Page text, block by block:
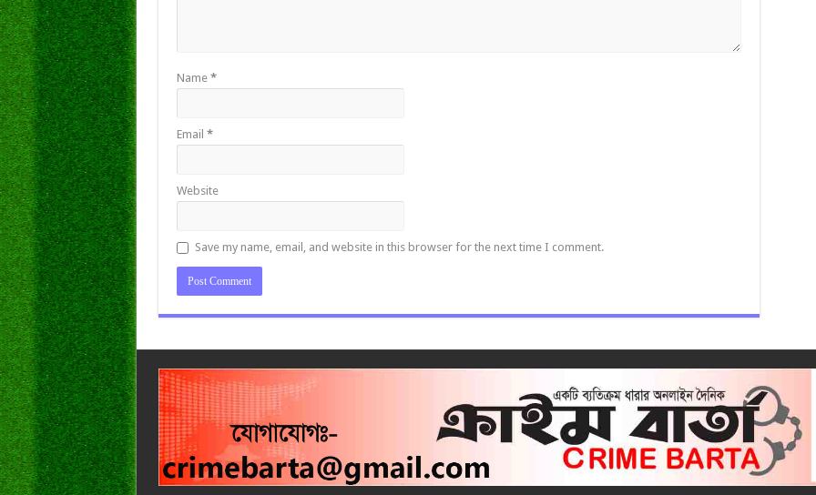
Name *
Email *
Website
Save my name, email, and website in this browser for the next time I comment.